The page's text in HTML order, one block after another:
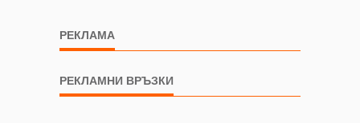
РЕКЛАМА
РЕКЛАМНИ ВРЪЗКИ